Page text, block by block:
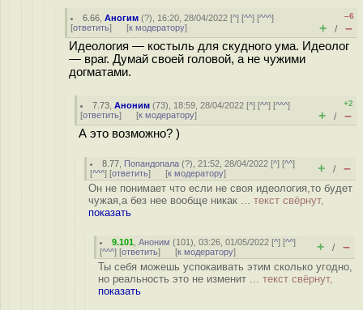
6.66 ,Аногим (?), 16:20, 28/04/2022 [^] [^^] [^^^]
[ответить] [к модератору]
–6
+ / –
Идеология — костыль для скудного ума. Идеолог
— враг. Думай своей головой, а не чужими
догматами.
7.73 ,Аноним (73), 18:59, 28/04/2022 [^] [^^] [^^^]
[ответить] [к модератору]
+2
+ / –
А это возможно? )
8.77 Попандопала (?), 21:52, 28/04/2022 [^] [^^]
[^^^] [ответить] [к модератору] + / –
Он не понимает что если не своя идеология,то будет
чужая,а без нее вообще никак ... текст свёрнут,
показать
9.101 ,Аноним (101), 03:26, 01/05/2022 [^] [^^]
[^^^] [ответить] [к модератору] + / –
Ты себя можешь успокаивать этим сколько угодно,
но реальность это не изменит ... текст свёрнут,
показать